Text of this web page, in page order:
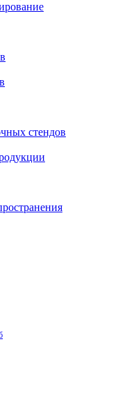
стендов